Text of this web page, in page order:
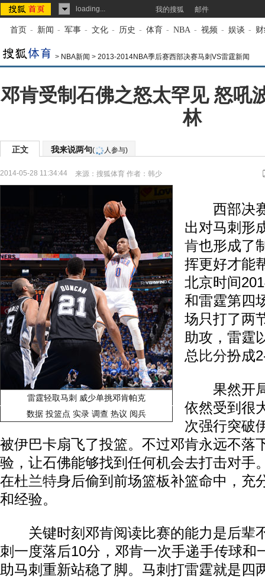
loading... 我的搜狐 邮件
首页 - 新闻 - 军事 - 文化 - 历史 - 体育 - NBA - 视频 - 娱谈 -
> NBA新闻 > 2013-2014NBA季后赛西部决赛马刺VS雷霆新闻
邓肯受制石佛之怒太罕见 怒吼
林
正文 我来说两句( 人参与)
2014-05-28 11:34:44 来源： 搜狐体育 作者：韩少
雷霆轻取马刺 威少单挑邓肯帕克
数据 投篮点 实录 调查 热议 阅兵
西部决赛
出对马刺形
肯也形成了
挥更好才能
北京时间
和雷霆第四
场只打了两
助攻，雷霆
总 比分扮成
果然开局
依然受到很
次强行突破
被伊巴卡扇飞了投篮。不过邓肯永远不落
验，让石佛能够找到任何机会去打击对手
在杜兰特身后偷到前场篮板补篮命中，充
和经验。
关键时刻邓肯阅读比赛的能力是后辈
刺一度落后10分，邓肯一次手递手传球和
助马刺重新站稳了脚。马刺打雷霆就是四